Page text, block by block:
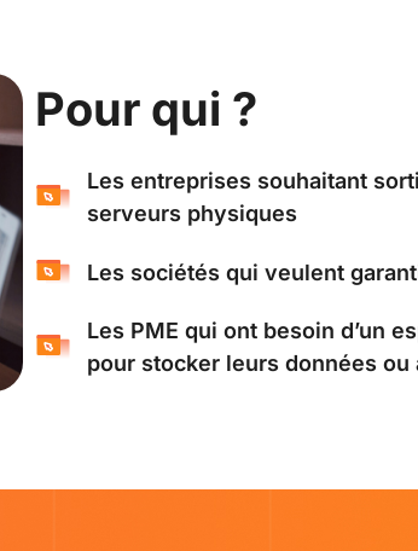
Pour qui ?
Les entreprises souhaitant
serveurs physiques
Les sociétés qui veulent
Les PME qui ont besoin d’un
pour stocker leurs données ou